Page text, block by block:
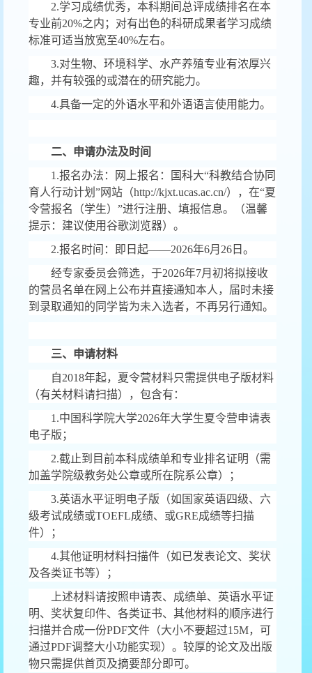
2.学习成绩优秀，本科期间总评成绩排名在本
专业前20%之内；对有出色的科研成果者学习成绩
标准可适当放宽至40%左右。
3.对生物、环境科学、水产养殖专业有浓厚兴
趣，并有较强的或潜在的研究能力。
4.具备一定的外语水平和外语语言使用能力。
二、申请办法及时间
1.报名办法：网上报名：国科大“科教结合协同
育人行动计划 ”网站（http://kjxt.ucas.ac.cn/），在“夏
令营报名（学生） ”进行注册、填报信息。（温馨
提示：建议使用谷歌浏览器）。
2.报名时间：即日起——2026年6月 26 日。
经专家委员会筛选，于2026年7月初将拟接收
的营员名单在网上公布并直接通知本人，届时未接
到录取通知的同学皆为未入选者，不再另行通知。
三、申请材料
自2018年起，夏令营材料只需提供电子版材料
（有关材料请扫描），包含有：
1.中国科学院大学2026年大学生夏令营申请表
电子版；
2.截止到目前本科成绩单和专业排名证明（需
加盖学院级教务处公章或所在院系公章）；
3.英语水平证明电子版（如国家英语四级、六
级考试成绩或TOEFL成绩、或GRE成绩等扫描
件）；
4.其他证明材料扫描件（如已发表论文、奖状
及各类证书等）；
上述材料请按照申请表、成绩单、英语水平证
明、奖状复印件、各类证书、其他材料的顺序进行
扫描并合成一份PDF文件（大小不要超过15M，可
通过PDF调整大小功能实现）。较厚的论文及出版
物只需提供首页及摘要部分即可。